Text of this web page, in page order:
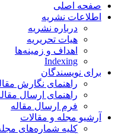
صفحه اصلی
اطلاعات نشریه
درباره نشریه
هیات تحریریه
اهداف و زمینه‌ها
Indexing
برای نویسندگان
راهنمای نگارش مقاله
راهنمای ارسال مقاله
فرم ارسال مقاله
آرشیو مجله و مقالات
کلیه شماره‌های مجله